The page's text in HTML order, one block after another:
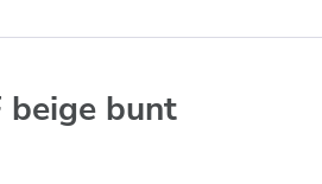
bunt